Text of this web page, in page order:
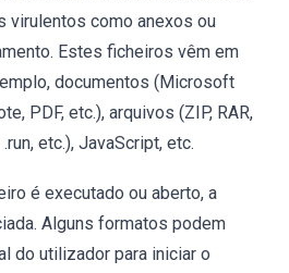
virulentos como anexos ou
Estes ficheiros vêm em
documentos (Microsoft
PDF, etc.), arquivos (ZIP, RAR,
etc.), JavaScript, etc.
é executado ou aberto, a
Alguns formatos podem
do utilizador para iniciar o